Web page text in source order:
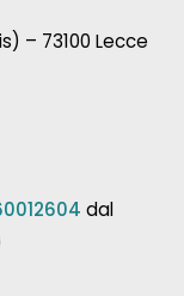
– 73100 Lecce
dal